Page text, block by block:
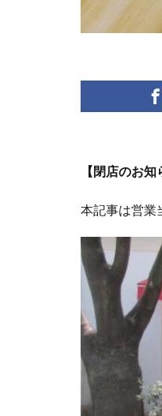
【閉店のお知
本記事は営業